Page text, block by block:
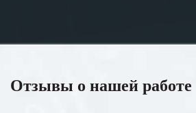
Отзывы о нашей работе